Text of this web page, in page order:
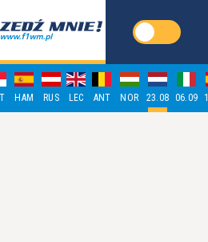
HAM RUS LEC ANT NOR 23.08 06.09